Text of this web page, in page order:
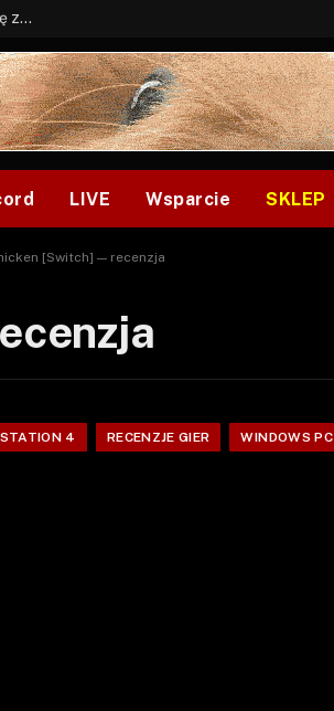
BONUS: Jak w tym kawale. A ja wiem co się zepsuło. Automat się zepsuł.
LIVE Wsparcie SKLEP
[Switch] — recenzja
4 RECENZJE GIER WINDOWS PC